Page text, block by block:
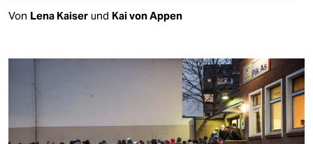
Von Lena Kaiser und Kai von Appen